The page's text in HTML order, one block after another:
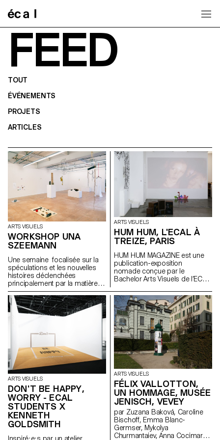
FEED
TOUT
ÉVÉNEMENTS
PROJETS
ARTICLES
ARTS VISUELS
WORKSHOP UNA
SZEEMANN
Une semaine focalisée sur la
spéculations et les nouvelles
histoires déclenchées
principalement par la matière
avec l'artiste Una Szeemann.
Les étudiant.exs ont orienté
leurs réflexions sur le pouvoir
des objets, du point de vue de
oriented ontology, de la
ARTS VISUELS
HUM HUM, L'ECAL À
TREIZE, PARIS
HUM HUM MAGAZINE est une
publication-exposition
nomade conçue par le
Bachelor Arts Visuels de l’ECAL
la galerie parisienne Treize.
Organisée autour d'une série
d'invitations, chaque édition est
pensée par les étudiant·e·s du
Bachelor Arts Visuels comme
une exposition facilement
diffusable et activable à l’infini. À
l’occasion du lancement de
son premier numéro, HUM
HUM MAGAZINE investit Treize à
Paris pour y déployer son
sommaire à l’échelle du lieu. Un
projet initié par Philippe
Decrauzat, Gallien Déjean et
Stéphane Kropf.
ARTS VISUELS
DON'T BE HAPPY,
WORRY - ECAL
STUDENTS X
KENNETH
GOLDSMITH
Inspiré·e·s par un atelier
ARTS VISUELS
FÉLIX VALLOTTON,
UN HOMMAGE, MUSÉE
JENISCH, VEVEY
par Zuzana Baková, Caroline
Bischoff, Emma Blanc-
Germser, Mykolya
Churmantaiev, Anna Cocimarov,